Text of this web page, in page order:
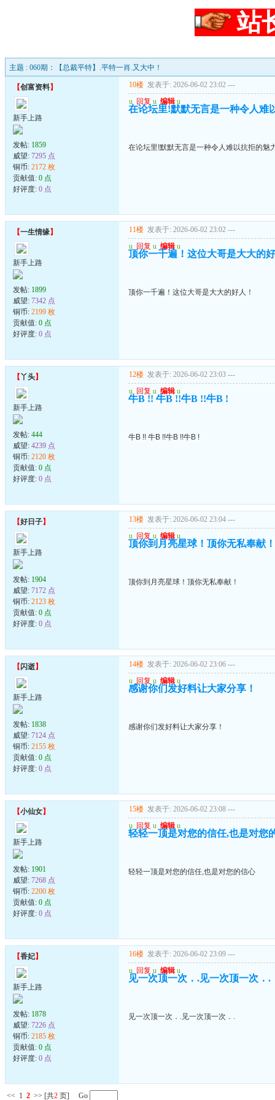
站
主题 : 060期：【总裁平特】.平特一肖.又大中！
【创富资料】
新手上路
发帖: 1859
威望: 7295 点
铜币: 2172 枚
贡献值: 0 点
好评度: 0 点
10楼 发表于: 2026-06-02 23:02 ---
u 回复 u 编辑 u
在论坛里!默默无言是一种令人难
在论坛里!默默无言是一种令人难以抗拒的魅
【一生情缘】
新手上路
发帖: 1899
威望: 7342 点
铜币: 2199 枚
贡献值: 0 点
好评度: 0 点
11楼 发表于: 2026-06-02 23:02 ---
u 回复 u 编辑 u
顶你一千遍！这位大哥是大大的
顶你一千遍！这位大哥是大大的好人！
【丫头】
新手上路
发帖: 444
威望: 4239 点
铜币: 2120 枚
贡献值: 0 点
好评度: 0 点
12楼 发表于: 2026-06-02 23:03 ---
u 回复 u 编辑 u
牛B !! 牛B !!牛B !!牛B !
牛B !! 牛B !!牛B !!牛B !
【好日子】
新手上路
发帖: 1904
威望: 7172 点
铜币: 2123 枚
贡献值: 0 点
好评度: 0 点
13楼 发表于: 2026-06-02 23:04 ---
u 回复 u 编辑 u
顶你到月亮星球！顶你无私奉献！
顶你到月亮星球！顶你无私奉献！
【闪逝】
新手上路
发帖: 1838
威望: 7124 点
铜币: 2155 枚
贡献值: 0 点
好评度: 0 点
14楼 发表于: 2026-06-02 23:06 ---
u 回复 u 编辑 u
感谢你们发好料让大家分享！
感谢你们发好料让大家分享！
【小仙女】
新手上路
发帖: 1901
威望: 7268 点
铜币: 2200 枚
贡献值: 0 点
好评度: 0 点
15楼 发表于: 2026-06-02 23:08 ---
u 回复 u 编辑 u
轻轻一顶是对您的信任,也是对您
轻轻一顶是对您的信任,也是对您的信心
【香妃】
新手上路
发帖: 1878
威望: 7226 点
铜币: 2185 枚
贡献值: 0 点
好评度: 0 点
16楼 发表于: 2026-06-02 23:09 ---
u 回复 u 编辑 u
见一次顶一次．.见一次顶一次．.
见一次顶一次．.见一次顶一次．.
<< 1 2 >> [共2 页] Go